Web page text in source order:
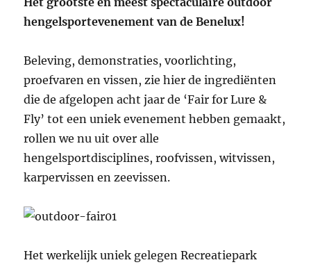
hengelsportevenement van de Benelux!
Beleving, demonstraties, voorlichting,
proefvaren en vissen, zie hier de ingrediënten
die de afgelopen acht jaar de ‘Fair for Lure &
Fly’ tot een uniek evenement hebben gemaakt,
rollen we nu uit over alle
hengelsportdisciplines, roofvissen, witvissen,
karpervissen en zeevissen.
Het werkelijk uniek gelegen Recreatiepark